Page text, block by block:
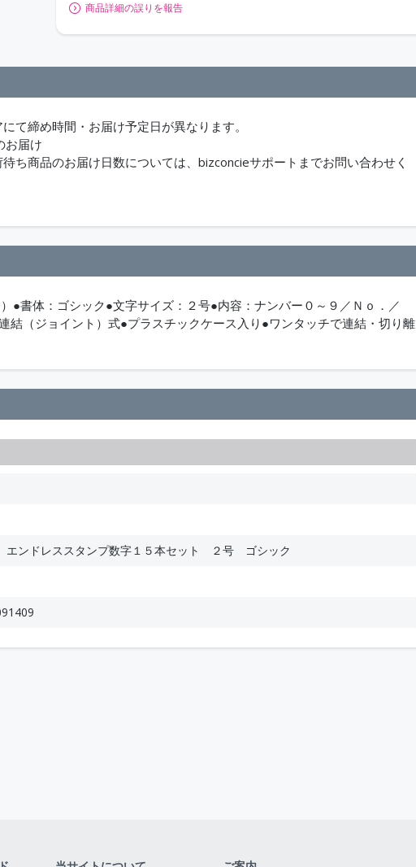
商品詳細の誤りを報告
て締め時間・お届け予定日が異なります。
届け
ち商品のお届け日数については、bizconcieサポートまでお問い合わせく
●書体：ゴシック●文字サイズ：２号●内容：ナンバー０～９／Ｎｏ．／
結（ジョイント）式●プラスチックケース入り●ワンタッチで連結・切り離
ンドレススタンプ数字１５本セット ２号 ゴシック